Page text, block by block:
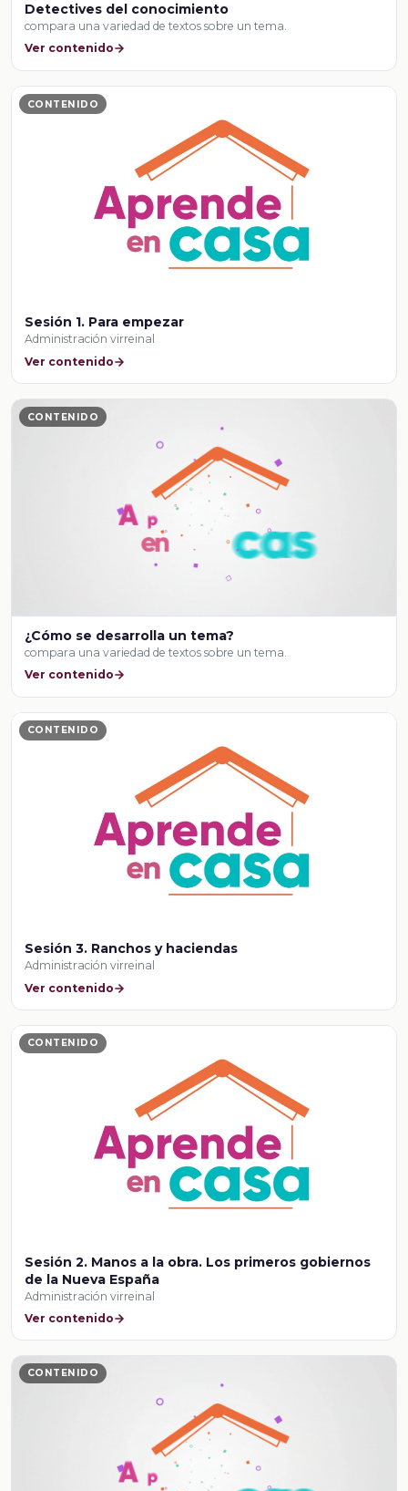
Detectives del conocimiento
compara una variedad de textos sobre un tema.
Ver contenido
CONTENIDO
Sesión 1. Para empezar
Administración virreinal
Ver contenido
CONTENIDO
¿Cómo se desarrolla un tema?
compara una variedad de textos sobre un tema.
Ver contenido
CONTENIDO
Sesión 3. Ranchos y haciendas
Administración virreinal
Ver contenido
CONTENIDO
Sesión 2. Manos a la obra. Los primeros gobiernos
de la Nueva España
Administración virreinal
Ver contenido
CONTENIDO